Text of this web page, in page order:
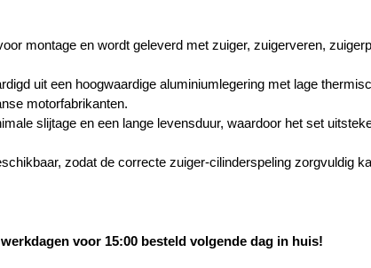
montage en wordt geleverd met zuiger, zuigerveren,
uit een hoogwaardige aluminiumlegering met lage
motorfabrikanten.
slijtage en een lange levensduur, waardoor het set
zodat de correcte zuiger-cilinderspeling zorgvuldig
voor 15:00 besteld volgende dag in huis!